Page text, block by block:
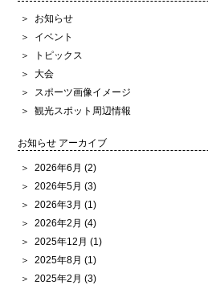
お知らせ
イベント
トピックス
大会
スポーツ画像イメージ
観光スポット周辺情報
お知らせ アーカイブ
2026年6月(2)
2026年5月(3)
2026年3月(1)
2026年2月(4)
2025年12月(1)
2025年8月(1)
2025年2月(3)